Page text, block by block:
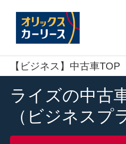
【ビジネス】中古車TOP
ライズの中古
（ビジネスプ